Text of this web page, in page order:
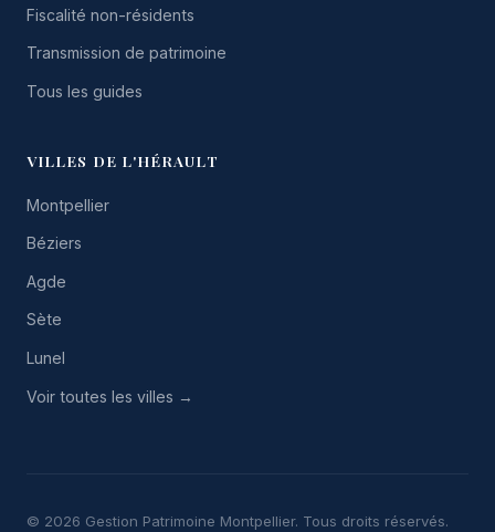
Fiscalité non-résidents
Transmission de patrimoine
Tous les guides
VILLES DE L'HÉRAULT
Montpellier
Béziers
Agde
Sète
Lunel
Voir toutes les villes →
© 2026 Gestion Patrimoine Montpellier. Tous droits réservés.